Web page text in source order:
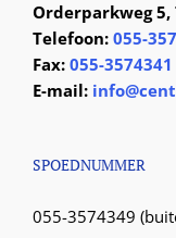
Orderparkweg 5,
Telefoon: 055-
Fax: 055-3574341
E-mail:
SPOEDNUMMER
055-3574349